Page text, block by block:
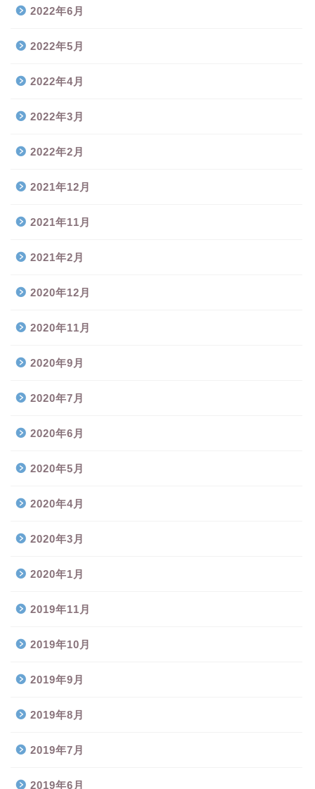
2022年6月
2022年5月
2022年4月
2022年3月
2022年2月
2021年12月
2021年11月
2021年2月
2020年12月
2020年11月
2020年9月
2020年7月
2020年6月
2020年5月
2020年4月
2020年3月
2020年1月
2019年11月
2019年10月
2019年9月
2019年8月
2019年7月
2019年6月